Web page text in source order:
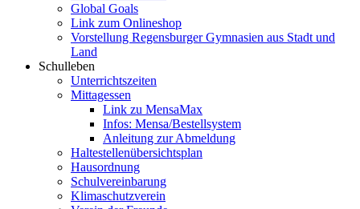
Global Goals
Link zum Onlineshop
Vorstellung Regensburger Gymnasien aus Stadt und
Land
Schulleben
Unterrichtszeiten
Mittagessen
Link zu MensaMax
Infos: Mensa/Bestellsystem
Anleitung zur Abmeldung
Haltestellenübersichtsplan
Hausordnung
Schulvereinbarung
Klimaschutzverein